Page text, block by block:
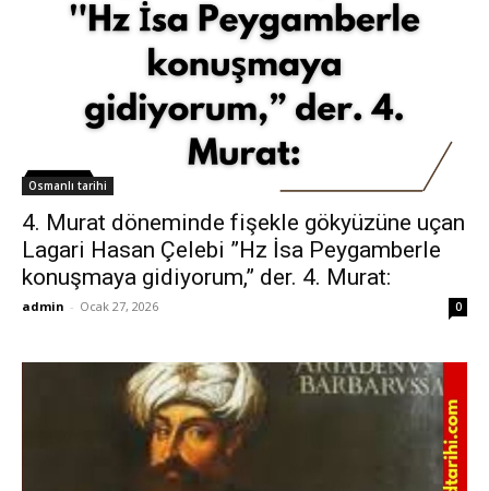
Osmanlı tarihi
4. Murat döneminde fişekle gökyüzüne uçan
Lagari Hasan Çelebi ”Hz İsa Peygamberle
konuşmaya gidiyorum,” der. 4. Murat:
admin - Ocak 27, 2026 0